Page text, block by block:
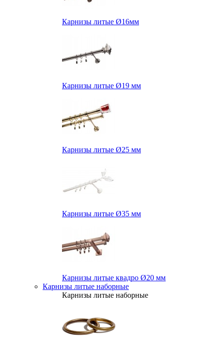
Карнизы литые Ø16мм
Карнизы литые Ø19 мм
Карнизы литые Ø25 мм
Карнизы литые Ø35 мм
Карнизы литые квадро Ø20 мм
Карнизы литые наборные
Карнизы литые наборные